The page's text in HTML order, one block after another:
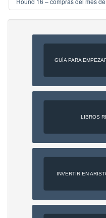
entradas
GUÍA PARA
LIBROS
INVERTIR EN